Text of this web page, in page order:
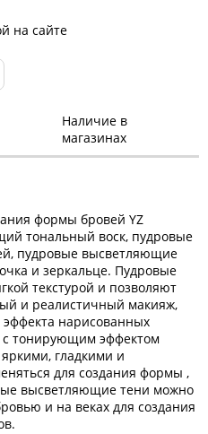
на сайте
Наличие в
магазинах
формы бровей YZ
тональный воск, пудровые
пудровые высветляющие
и зеркальце. Пудровые
текстурой и позволяют
и реалистичный макияж,
нарисованных
тонирующим эффектом
гладкими и
для создания формы ,
высветляющие тени можно
и на веках для создания